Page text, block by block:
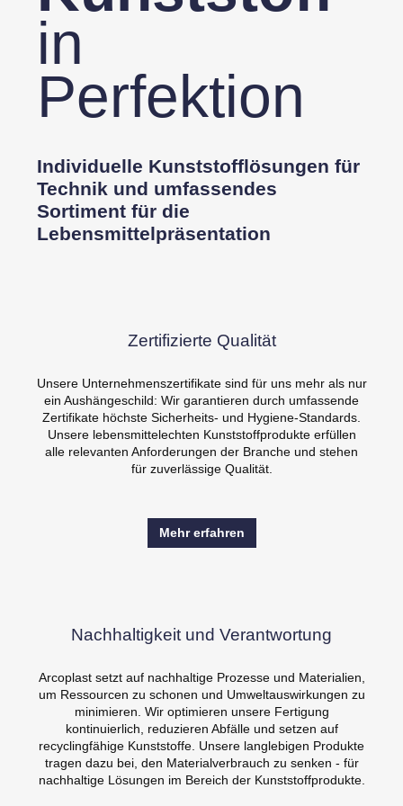
in
Perfektion
Individuelle Kunststofflösungen für
Technik und umfassendes
Sortiment für die
Lebensmittelpräsentation
Zertifizierte Qualität
Unsere Unternehmenszertifikate sind für uns mehr als nur
ein Aushängeschild: Wir garantieren durch umfassende
Zertifikate höchste Sicherheits- und Hygiene-Standards.
Unsere lebensmittelechten Kunststoffprodukte erfüllen
alle relevanten Anforderungen der Branche und stehen
für zuverlässige Qualität.
Mehr erfahren
Nachhaltigkeit und Verantwortung
Arcoplast setzt auf nachhaltige Prozesse und Materialien,
um Ressourcen zu schonen und Umweltauswirkungen zu
minimieren. Wir optimieren unsere Fertigung
kontinuierlich, reduzieren Abfälle und setzen auf
recyclingfähige Kunststoffe. Unsere langlebigen Produkte
tragen dazu bei, den Materialverbrauch zu senken - für
nachhaltige Lösungen im Bereich der Kunststoffprodukte.